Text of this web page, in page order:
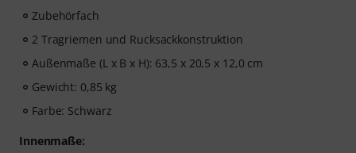
Zubehörfach
2 Tragriemen und Rucksackkonstruktion
Außenmaße (L x B x H): 63,5 x 20,5 x 12,0 cm
Gewicht: 0,85 kg
Farbe: Schwarz
Innenmaße: